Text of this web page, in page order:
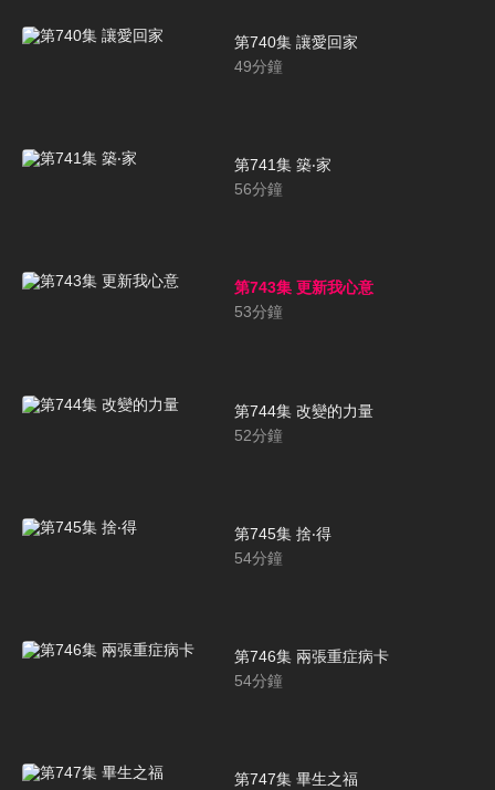
第740集 讓愛回家
49分鐘
第741集 築‧家
56分鐘
第743集 更新我心意
53分鐘
第744集 改變的力量
52分鐘
第745集 捨‧得
54分鐘
第746集 兩張重症病卡
54分鐘
第747集 畢生之福